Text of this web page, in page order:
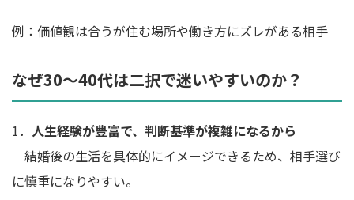
例：価値観は合うが住む場所や働き方にズレがある相手
なぜ30〜40代は二択で迷いやすいのか？
1． 人生経験が豊富で、判断基準が複雑になるから
結婚後の生活を具体的にイメージできるため、相手選び
に慎重になりやすい。